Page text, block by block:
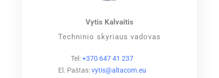
Vytis Kalvaitis
Techninio skyriaus vadovas
Tel:+370 647 41 237
El. Paštas:vytis@altacom.eu